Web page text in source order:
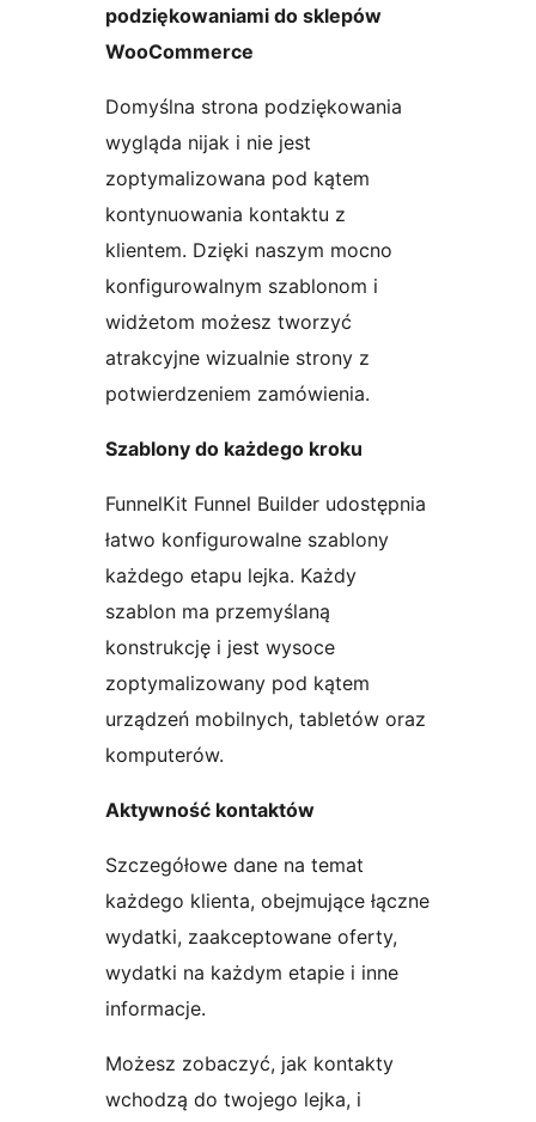
podziękowaniami do sklepów
WooCommerce
Domyślna strona podziękowania
wygląda nijak i nie jest
zoptymalizowana pod kątem
kontynuowania kontaktu z
klientem. Dzięki naszym mocno
konfigurowalnym szablonom i
widżetom możesz tworzyć
atrakcyjne wizualnie strony z
potwierdzeniem zamówienia.
Szablony do każdego kroku
FunnelKit Funnel Builder udostępnia
łatwo konfigurowalne szablony
każdego etapu lejka. Każdy
szablon ma przemyślaną
konstrukcję i jest wysoce
zoptymalizowany pod kątem
urządzeń mobilnych, tabletów oraz
komputerów.
Aktywność kontaktów
Szczegółowe dane na temat
każdego klienta, obejmujące łączne
wydatki, zaakceptowane oferty,
wydatki na każdym etapie i inne
informacje.
Możesz zobaczyć, jak kontakty
wchodzą do twojego lejka, i